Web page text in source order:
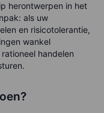
herontwerpen in het
als uw
en risicotolerantie,
wankel
handelen